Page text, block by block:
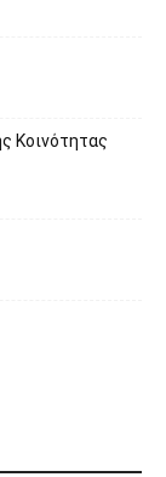
Κοινότητας